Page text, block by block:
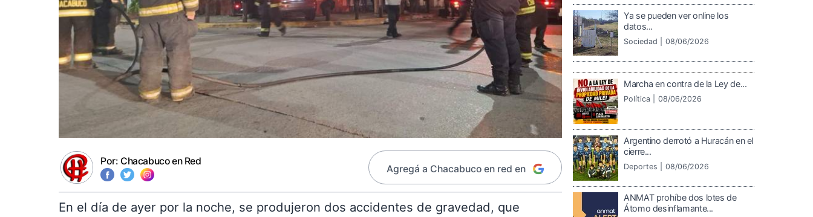
Por: Chacabuco en Red
Agregá a Chacabuco en red en
En el día de ayer por la noche, se produjeron dos accidentes de gravedad, que
Ya se pueden ver online los
datos...
Sociedad | 08/06/2026
Marcha en contra de la Ley de...
Política | 08/06/2026
Argentino derrotó a Huracán en el
cierre...
Deportes | 08/06/2026
ANMAT prohíbe dos lotes de
Átomo desinflamante...